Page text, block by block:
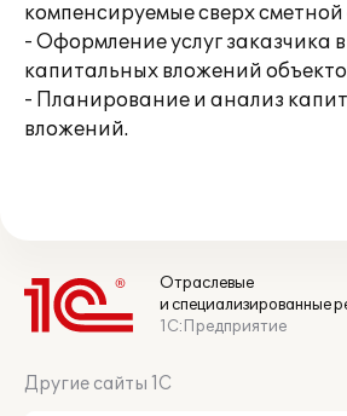
компенсируемые сверх
- Оформление услуг заказчика
капитальных вложений
- Планирование и анализ
вложений.
Отраслевые
и специализированные
1С:Предприятие
Другие сайты 1С